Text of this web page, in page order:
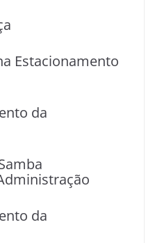
Estacionamento
da
da